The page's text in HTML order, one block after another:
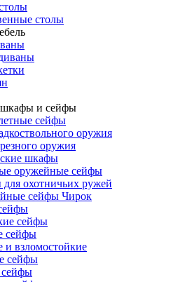
столы
и сейфы
сейфы
оружия
оружия
шкафы
оружейные сейфы
охотничьих ружей
сейфы Чирок
сейфы
сейфы
и взломостойкие
сейфы
сейфы